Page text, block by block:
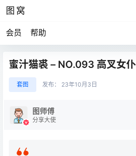
图窝
会员 帮助
蜜汁猫裘 – NO.093 高叉女
套图 发布： 23年10月3日
图师傅
分享大使